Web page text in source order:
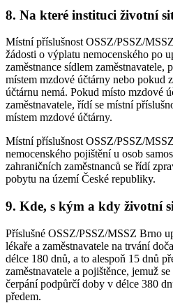
8. Na které instituci životní
Místní příslušnost OSSZ/PSSZ/
žádosti o výplatu nemocenského po
zaměstnance sídlem zaměstnavatele,
místem mzdové účtárny nebo pokud
účtárnu nemá. Pokud místo mzdové
zaměstnavatele, řídí se místní
místem mzdové účtárny.
Místní příslušnost OSSZ/PSSZ/
nemocenského pojištění u osob
zahraničních zaměstnanců se řídí
pobytu na území České republiky.
9. Kde, s kým a kdy životní
Příslušné OSSZ/PSSZ/MSSZ Brno
lékaře a zaměstnavatele na trvání
délce 180 dnů, a to alespoň 15 dnů
zaměstnavatele a pojištěnce, jemuž
čerpání podpůrčí doby v délce 380
předem.